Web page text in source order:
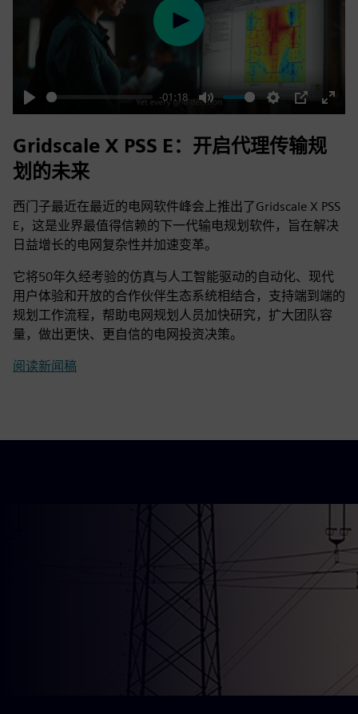
Play
-01:18
Mute Settings
PIP
Enter
Play
Gridscale X PSS E：开启代理传输规
划的未来
西门子最近在最近的电网软件峰会上推出了Gridscale X PSS
E，这是业界最值得信赖的下一代输电规划软件，旨在解决
日益增长的电网复杂性并加速变革。
它将50年久经考验的仿真与人工智能驱动的自动化、现代
用户体验和开放的合作伙伴生态系统相结合，支持端到端的
规划工作流程，帮助电网规划人员加快研究，扩大团队容
量，做出更快、更自信的电网投资决策。
阅读新闻稿